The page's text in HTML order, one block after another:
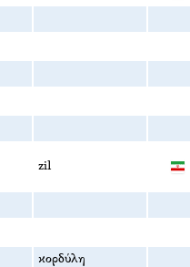
zil
κορδύλη